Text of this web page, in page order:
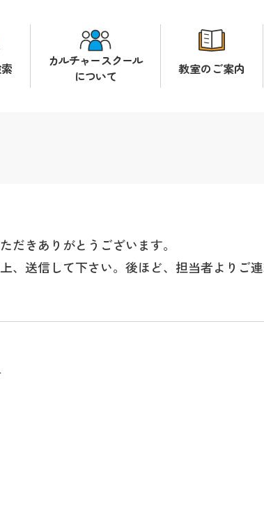
カルチャースクール
について
教室のご案内
だきありがとうございます。
、送信して下さい。後ほど、担当者よりご